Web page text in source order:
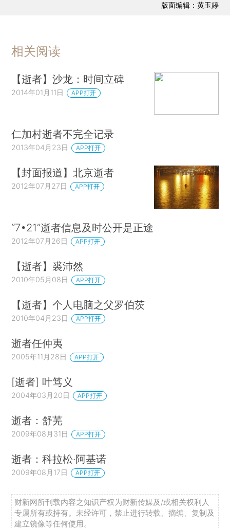
版面编辑：黄玉婷
相关阅读
【逝者】沙龙：时间立碑
2014年01月11日 APP打开
仁加村逝者不完全记录
2013年04月23日 APP打开
【封面报道】北京逝者
2012年07月27日 APP打开
“7•21”逝者信息及时公开是正途
2012年07月26日 APP打开
【逝者】裘沛然
2010年05月08日 APP打开
【逝者】个人电脑之父罗伯茨
2010年04月23日 APP打开
逝者任仲夷
2005年11月28日 APP打开
[逝者] 叶笃义
2004年03月20日 APP打开
逝者：舒芜
2009年08月31日 APP打开
逝者：科拉松·阿基诺
2009年08月17日 APP打开
财新网所刊载内容之知识产权为财新传媒及/或相关权利人
专属所有或持有。未经许可，禁止进行转载、摘编、复制及
建立镜像等任何使用。